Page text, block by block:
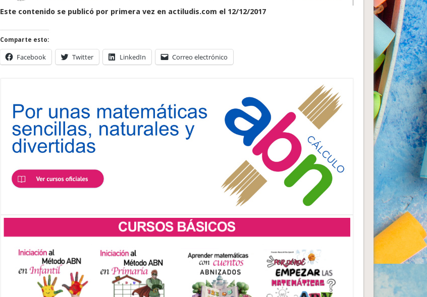
Este contenido se publicó por primera vez en actiludis.com el 12/12/2017
Comparte esto:
Facebook Twitter LinkedIn Correo electrónico